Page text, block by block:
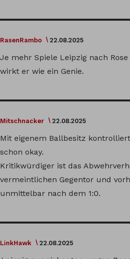
RasenRambo 22.08.2025
Je mehr Spiele Leipzig nach
wirkt er wie ein Genie.
Mitschnacker 22.08.2025
Mit eigenem Ballbesitz
schon okay.
Kritikwürdiger ist das
vermeintlichen Gegentor und
unmittelbar nach dem 1:0.
LinkHawk 22.08.2025